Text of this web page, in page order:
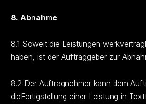
8. Abnahme
8.1 Soweit die Leistungen
haben, ist der Auftraggeber zur
8.2 Der Auftragnehmer kann dem
dieFertigstellung einer Leistung in